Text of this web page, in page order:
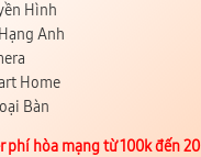
Hình
Anh
Home
Bàn
phí hòa mạng từ 100k đến